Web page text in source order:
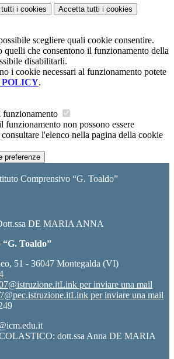
i cookies Accetta tutti i cookies
scegliere quali cookie consentire.
quelli che consentono il funzionamento della
disabilitarli.
i cookie necessari al funzionamento potete
POLICY.
funzionamento
funzionamento non possono essere
l'elenco nella pagina della cookie
preferenze
Comprensivo “G. Toaldo”
DE MARIA ANNA
Toaldo”
51 - 36047 Montegalda (VI)
Link per inviare una mail
Link per inviare una mail
dott.ssa Anna DE MARIA